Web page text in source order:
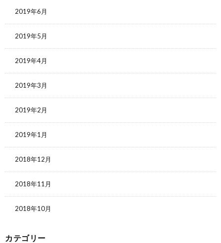
2019年6月
2019年5月
2019年4月
2019年3月
2019年2月
2019年1月
2018年12月
2018年11月
2018年10月
カテゴリー